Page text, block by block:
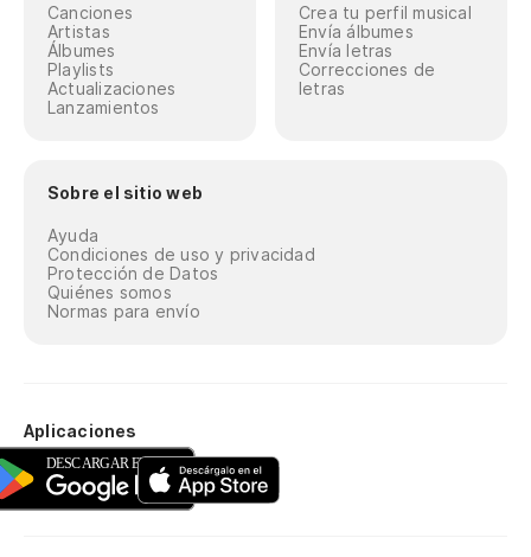
Canciones
Artistas
Álbumes
Playlists
Actualizaciones
Lanzamientos
Crea tu perfil musical
Envía álbumes
Envía letras
Correcciones de
letras
Sobre el sitio web
Ayuda
Condiciones de uso y privacidad
Protección de Datos
Quiénes somos
Normas para envío
Aplicaciones